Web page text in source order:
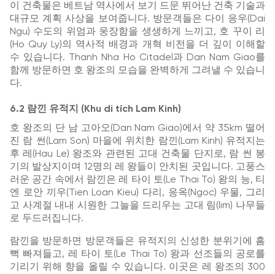
이 건축물은 베트남 역사에서 보기 드문 뛰어난 건축 기술과
대규모 계획 사상을 보여줍니다. 방문객들은 다이 응우(Dai
Ngu) 수도의 위엄과 웅장함을 생생하게 느끼고, 호 꾸이 리
(Ho Quy Ly)의 역사적 배경과 개혁 비전을 더 깊이 이해할
수 있습니다. Thanh Nha Ho Citadel과 Dan Nam Giao를
함께 방문하면 호 왕조의 모습을 완벽하게 그려낼 수 있습니
다.
6.2 람낀 유적지 (Khu di tích Lam Kinh)
호 왕조의 단 남 고아오(Dan Nam Giao)에서 약 35km 떨어
진 람 썬(Lam Son) 마을에 위치한 람낀(Lam Kinh) 유적지는
후 레(Hau Le) 왕조와 관련된 고대 건축물 단지로, 람 썬 봉
기의 발상지이며 12명의 레 왕들이 안치된 곳입니다. 고풍스
러운 공간 속에서 람낀은 레 타이 토(Le Thai To) 왕의 능, 티
엔 로안 끼우(Tien Loan Kieu) 다리, 응옥(Ngoc) 우물, 그리
고 사계절 내내 시원한 그늘을 드리우는 고대 림(lim) 나무들
로 두드러집니다.
람낀을 방문하면 방문객들은 유적지의 신성한 분위기에 흠
뻑 빠져들고, 레 타이 토(Le Thai To) 왕과 선조들의 공로를
기리기 위해 향을 올릴 수 있습니다. 이곳은 레 왕조의 300